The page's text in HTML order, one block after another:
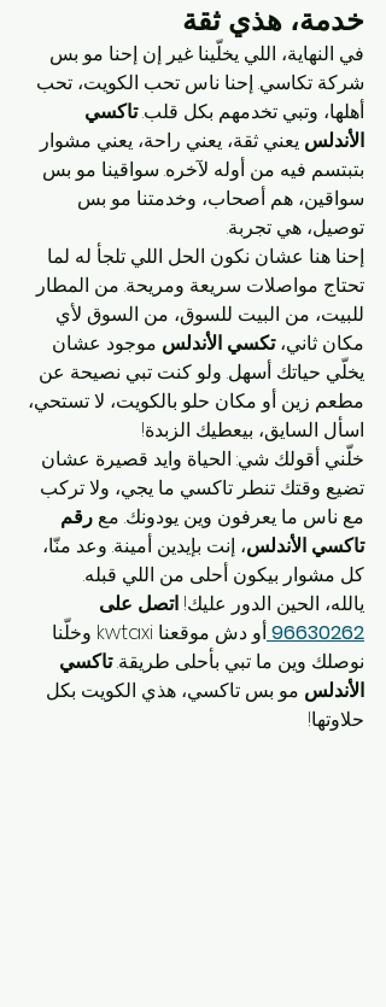
خدمة، هذي ثقة
في النهاية، اللي يخلّينا غير إن إحنا مو بس
شركة تكاسي. إحنا ناس تحب الكويت، تحب
أهلها، وتبي تخدمهم بكل قلب. تاكسي
الأندلس يعني ثقة، يعني راحة، يعني مشوار
بتبتسم فيه من أوله لآخره. سواقينا مو بس
سواقين، هم أصحاب، وخدمتنا مو بس
توصيل، هي تجربة.
إحنا هنا عشان نكون الحل اللي تلجأ له لما
تحتاج مواصلات سريعة ومريحة. من المطار
للبيت، من البيت للسوق، من السوق لأي
مكان ثاني، تكسي الأندلس موجود عشان
يخلّي حياتك أسهل. ولو كنت تبي نصيحة عن
مطعم زين أو مكان حلو بالكويت، لا تستحي،
اسأل السايق، بيعطيك الزبدة!
خلّني أقولك شي: الحياة وايد قصيرة عشان
تضيع وقتك تنطر تاكسي ما يجي، ولا تركب
مع ناس ما يعرفون وين يودونك. مع رقم
تاكسي الأندلس، إنت بإيدين أمينة. وعد منّا،
كل مشوار بيكون أحلى من اللي قبله.
يالله، الحين الدور عليك! اتصل على
96630262
أو دش موقعنا kwtaxi وخلّنا
نوصلك وين ما تبي بأحلى طريقة. تاكسي
الأندلس مو بس تاكسي، هذي الكويت بكل
حلاوتها!